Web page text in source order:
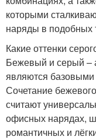
которыми
наряды в подобных
Какие оттенки
Бежевый и серый –
являются
Сочетание
считают
офисных нарядах,
романтичных и